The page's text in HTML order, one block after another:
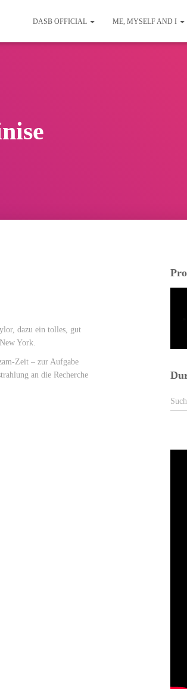
DASB OFFICIAL ME, MYSELF AND I
dazu ein tolles, gut
York.
Zeit – zur Aufgabe
an die Recherche